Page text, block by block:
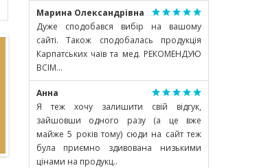
Марина Олександрівна
Дуже сподобався вибір на вашому
сайті. Також сподобалась продукція
Карпатських чаїв та мед. РЕКОМЕНДУЮ
ВСІМ...
Анна
Я теж хочу залишити свій відгук,
зайшовши одного разу (а це вже
майже 5 років тому) сюди на сайт теж
була приємно здивована низькими
цінами на продукц..